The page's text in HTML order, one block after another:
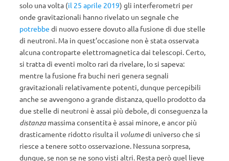
solo una volta (il 25 aprile 2019) gli interferometri per
onde gravitazionali hanno rivelato un segnale che
potrebbe di nuovo essere dovuto alla fusione di due stelle
di neutroni. Ma in quest’occasione non è stata osservata
alcuna controparte elettromagnetica dai telescopi. Certo,
si tratta di eventi molto rari da rivelare, lo si sapeva:
mentre la fusione fra buchi neri genera segnali
gravitazionali relativamente potenti, dunque percepibili
anche se avvengono a grande distanza, quello prodotto da
due stelle di neutroni è assai più debole, di conseguenza la
distanza massima consentita è assai minore, e ancor più
drasticamente ridotto risulta il volumedi universo che si
riesce a tenere sotto osservazione. Nessuna sorpresa,
dunque, se non se ne sono visti altri. Resta però quel lieve